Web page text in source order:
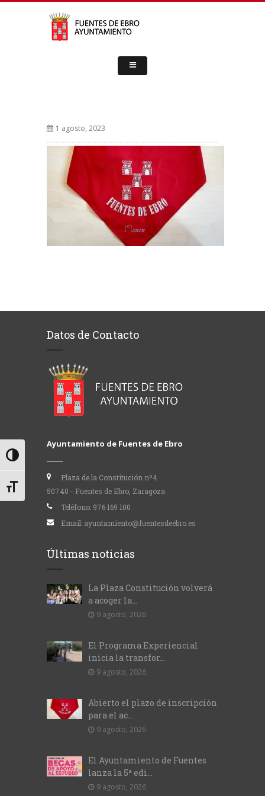
Alternar alto contraste
Alternar tamaño de letra
1 agosto, 2023
Datos de Contacto
Ayuntamiento de Fuentes de Ebro
Plaza de la Constitución nº4
50740 - Fuentes de Ebro, Zaragoza
Teléfono: 976 169 100
Email: ayuntamiento@fuentesdeebro.es
Últimas noticias
La Plaza Constitución volverá
a acoger la...
9 agosto, 2026
El Programa Experiencial
inicia la transfor...
9 agosto, 2026
Abierto el plazo de inscripción
para el ac...
9 agosto, 2026
El Ayuntamiento de Fuentes
lanza la 5ª edi...
9 agosto, 2026